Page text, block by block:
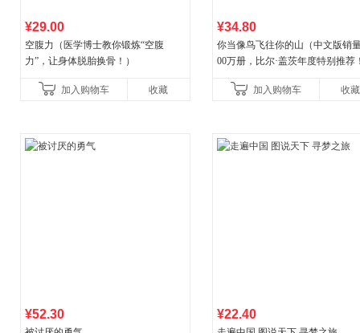
¥29.00
空腹力（医学博士教你锻炼“空腹
力”，让身体脱胎换骨！）
加入购物车 收藏
¥34.80
你当像鸟飞往你的山（中文版销
00万册，比尔·盖茨年度特别推荐
比你听说的还要
加入购物车 收藏
¥52.30 ¥22.40